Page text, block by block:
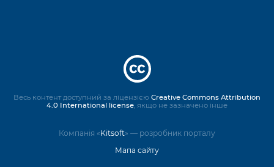
Компанія «Kitsoft» — розробник порталу
Мапа сайту
Весь контент доступний за ліцензією Creative Commons Attribution
4.0 International license , якщо не зазначено інше